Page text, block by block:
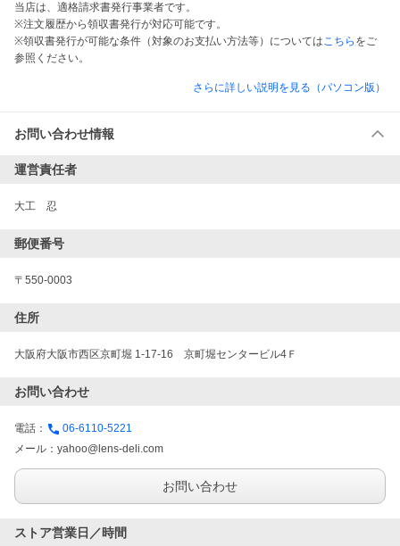
当店は、適格請求書発行事業者です。
※注文履歴から領収書発行が対応可能です。
※領収書発行が可能な条件（対象のお支払い方法等）についてはこちら をご
参照ください。
さらに詳しい説明を見る（パソコン版）
お問い合わせ情報
運営責任者
大工　忍
郵便番号
〒550-0003
住所
大阪府大阪市西区京町堀 1-17-16　京町堀センタービル4Ｆ
お問い合わせ
電話：
06-6110-5221
メール： yahoo@lens-deli.com
お問い合わせ
ストア営業日／時間